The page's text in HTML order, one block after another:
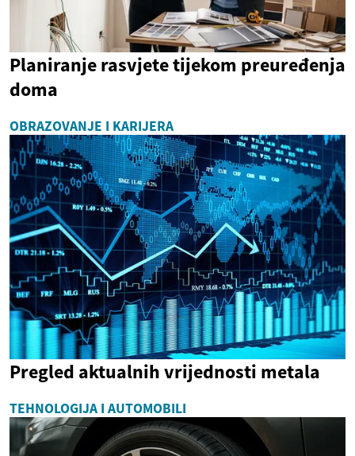
Planiranje rasvjete tijekom preuređenja
doma
OBRAZOVANJE I KARIJERA
Pregled aktualnih vrijednosti metala
TEHNOLOGIJA I AUTOMOBILI